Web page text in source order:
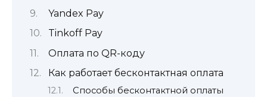
Yandex Pay
Tinkoff Pay
Оплата по QR-коду
Как работает бесконтактная оплата
Способы бесконтактной оплаты